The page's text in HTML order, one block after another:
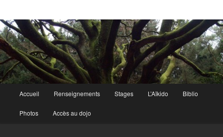
principal
Accueil Renseignements Stages L’Aïkido Biblio
Photos Accès au dojo